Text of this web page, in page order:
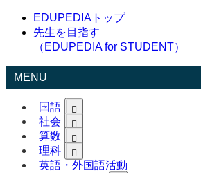
EDUPEDIAトップ
先生を目指す
（EDUPEDIA for STUDENT）
MENU
国語
社会
算数
理科
英語・外国語活動